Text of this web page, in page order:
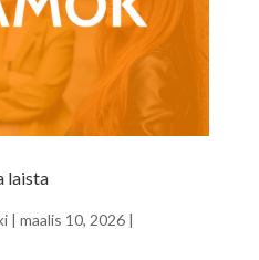
laista
| maalis 10, 2026|